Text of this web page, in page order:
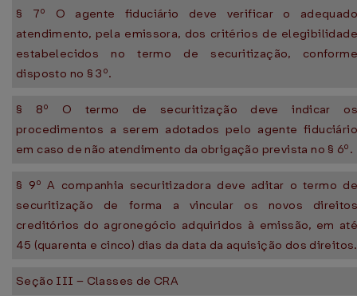
§ 7º O agente fiduciário deve verificar o adequado
atendimento, pela emissora, dos critérios de elegibilidade
estabelecidos no termo de securitização, conforme
disposto no § 3º.
§ 8º O termo de securitização deve indicar os
procedimentos a serem adotados pelo agente fiduciário
em caso de não atendimento da obrigação prevista no § 6º.
§ 9º A companhia securitizadora deve aditar o termo de
securitização de forma a vincular os novos direitos
creditórios do agronegócio adquiridos à emissão, em até
45 (quarenta e cinco) dias da data da aquisição dos direitos.
Seção III – Classes de CRA